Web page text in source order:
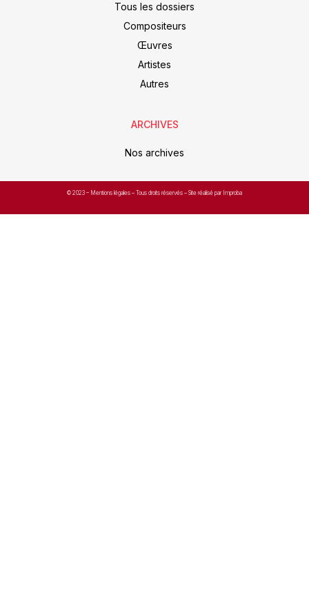
Tous les dossiers
Compositeurs
Œuvres
Artistes
Autres
ARCHIVES
Nos archives
© 2023 – Mentions légales – Tous droits réservés – Site réalisé par Improba